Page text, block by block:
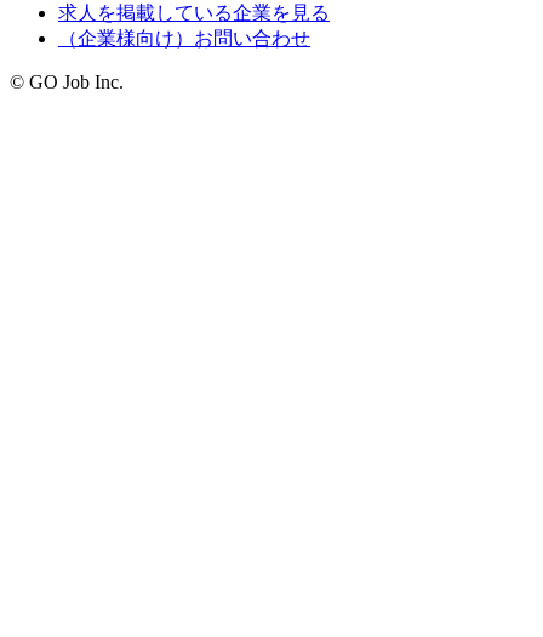
求人を掲載している企業を見る
（企業様向け）お問い合わせ
© GO Job Inc.